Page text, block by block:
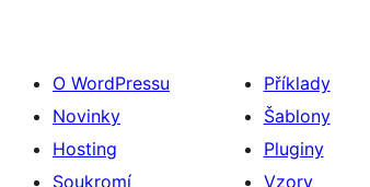
O WordPressu
Novinky
Hosting
Soukromí
Příklady
Šablony
Pluginy
Vzory